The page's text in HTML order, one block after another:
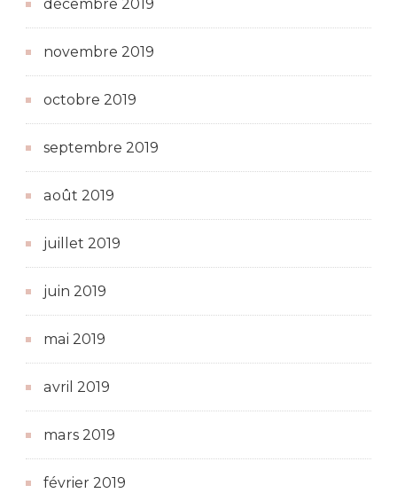
décembre 2019
novembre 2019
octobre 2019
septembre 2019
août 2019
juillet 2019
juin 2019
mai 2019
avril 2019
mars 2019
février 2019